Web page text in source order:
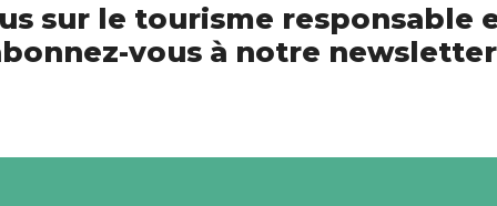
sur le tourisme responsable
vous à notre